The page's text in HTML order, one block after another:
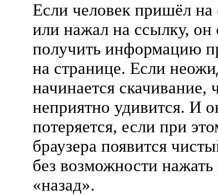
Если человек пришёл на
или нажал на ссылку, он
получить информацию
на странице. Если
начинается скачивание,
неприятно удивится. И
потеряется, если при
браузера появится
без возможности
«назад».